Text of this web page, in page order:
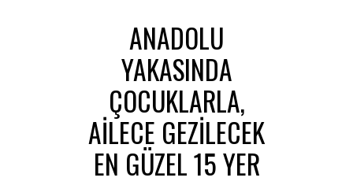
ANADOLU
YAKASINDA
ÇOCUKLARLA,
AILECE GEZILECEK
EN GÜZEL 15 YER